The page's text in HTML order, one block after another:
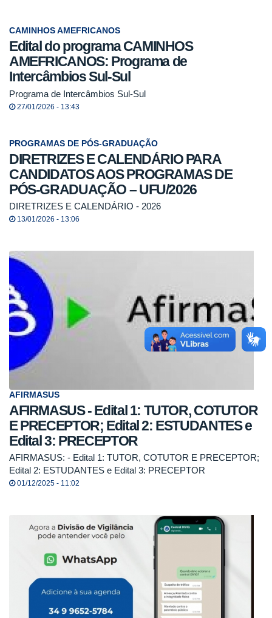
CAMINHOS AMEFRICANOS
Edital do programa CAMINHOS
AMEFRICANOS: Programa de
Intercâmbios Sul-Sul
Programa de Intercâmbios Sul-Sul
27/01/2026 - 13:43
PROGRAMAS DE PÓS-GRADUAÇÃO
DIRETRIZES E CALENDÁRIO PARA
CANDIDATOS AOS PROGRAMAS DE
PÓS-GRADUAÇÃO – UFU/2026
DIRETRIZES E CALENDÁRIO - 2026
13/01/2026 - 13:06
AFIRMASUS
AFIRMASUS - Edital 1: TUTOR, COTUTOR
E PRECEPTOR; Edital 2: ESTUDANTES e
Edital 3: PRECEPTOR
AFIRMASUS: - Edital 1: TUTOR, COTUTOR E PRECEPTOR;
Edital 2: ESTUDANTES e Edital 3: PRECEPTOR
01/12/2025 - 11:02